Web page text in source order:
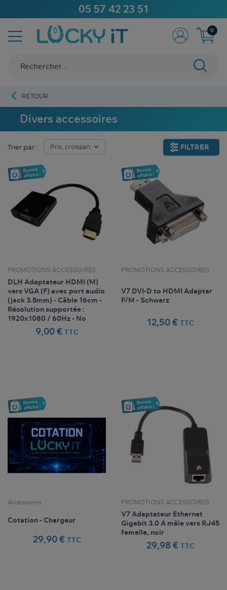
05 57 42 23 51
0
RETOUR
Divers accessoires
Trier par : FILTRER
PROMOTIONS ACCESSOIRES
DLH Adaptateur HDMI (M)
vers VGA (F) avec port audio
(jack 3.5mm) - Câble 16cm -
Résolution supportée :
1920x1080 / 60Hz - No
9,00 € TTC
PROMOTIONS ACCESSOIRES
V7 DVI-D to HDMI Adapter
F/M - Schwarz
12,50 € TTC
Accessoires
Cotation - Chargeur
29,90 € TTC
PROMOTIONS ACCESSOIRES
V7 Adaptateur Ethernet
Gigabit 3.0 A mâle vers RJ45
femelle, noir
29,98 € TTC